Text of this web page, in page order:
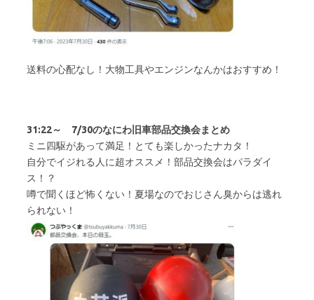
送料の心配なし！大物工具やエンジンなんかはおすすめ！
31:22～ 7/30のなにわ旧車部品交換会まとめ
ミニ四駆があって満足！とても楽しかったナカタ！
自分でイジれる人に超オススメ！部品交換会はパラダイ
ス！？
噂で聞くほど怖くない！夏場なのでおじさん臭からは逃れ
られない！